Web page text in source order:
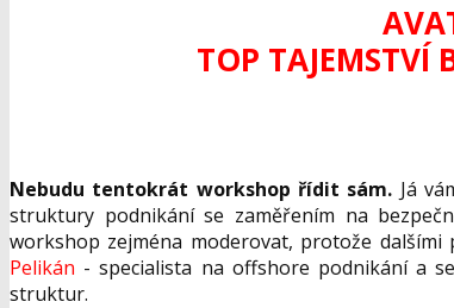
TOP TAJEMSTVÍ
Nebudu tentokrát workshop řídit sám. Já
struktury podnikání se zaměřením na
workshop zejména moderovat, protože
Pelikán - specialista na offshore podnikání a
struktur.